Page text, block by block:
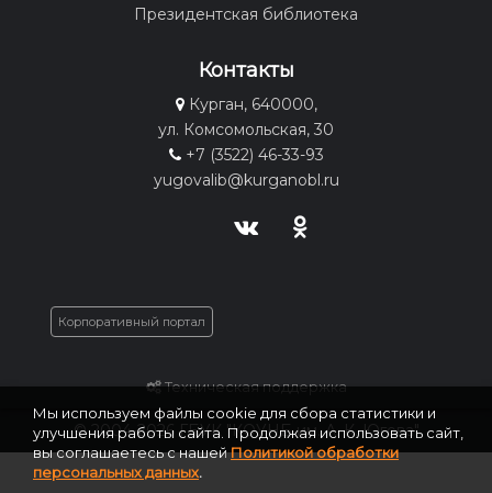
Президентская библиотека
Контакты
Курган, 640000,
ул. Комсомольская, 30
+7 (3522) 46-33-93
yugovalib@kurganobl.ru
Корпоративный портал
Техническая поддержка
© 2004-2026 ГБУК "КОУНБ им. А. К. Югова"
Мы используем файлы cookie для сбора статистики и
улучшения работы сайта. Продолжая использовать сайт,
вы соглашаетесь с нашейПолитикой обработки
персональных данных.